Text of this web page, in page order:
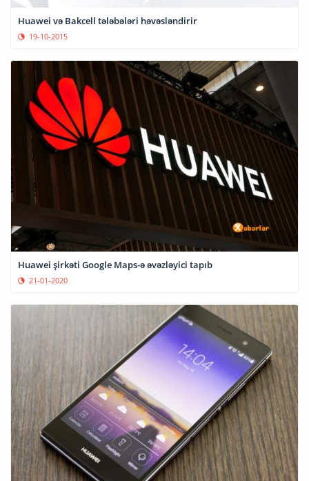
Huawei və Bakcell tələbələri həvəsləndirir
19-10-2015
Huawei şirkəti Google Maps-ə əvəzləyici tapıb
21-01-2020